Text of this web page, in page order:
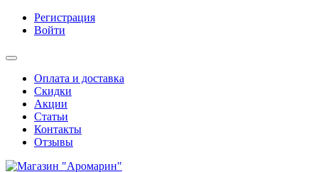
Регистрация
Войти
Оплата и доставка
Скидки
Акции
Статьи
Контакты
Отзывы